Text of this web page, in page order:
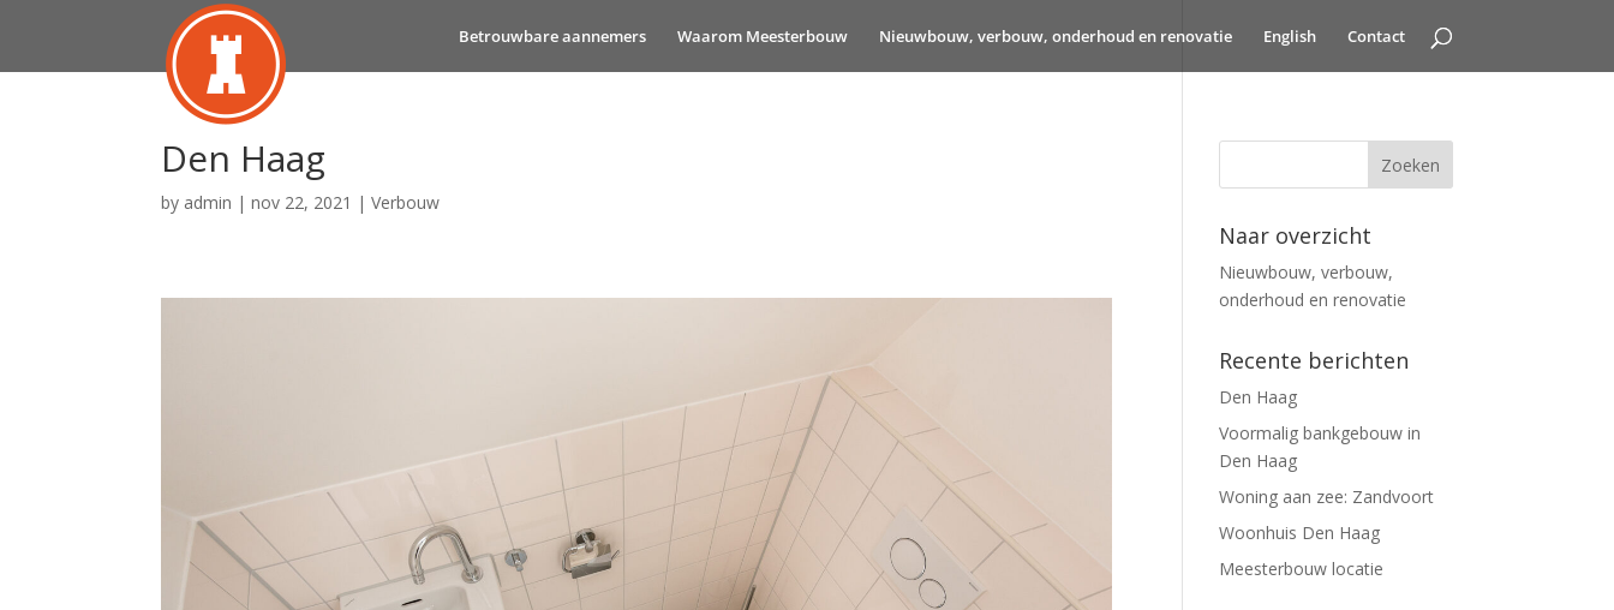
Betrouwbare aannemers Waarom Meesterbouw Nieuwbouw, verbouw, onderhoud en renovatie English Contact
Den Haag
by admin |nov 22, 2021 |Verbouw
Naar overzicht
Nieuwbouw, verbouw,
onderhoud en renovatie
Recente berichten
Den Haag
Voormalig bankgebouw in
Den Haag
Woning aan zee: Zandvoort
Woonhuis Den Haag
Meesterbouw locatie